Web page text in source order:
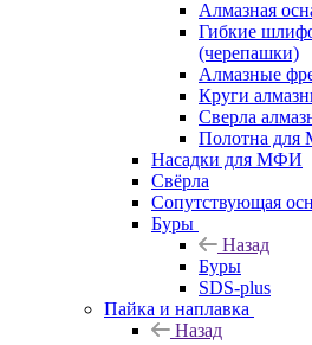
Алмазная
Гибкие
(черепашки)
Алмазные
Круги
Сверла
Полотна
Насадки для МФИ
Свёрла
Сопутствующая
Буры
Назад
Буры
SDS-plus
Пайка и наплавка
Назад